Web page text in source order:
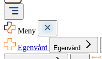
Meny
Egenvård
Egenvård